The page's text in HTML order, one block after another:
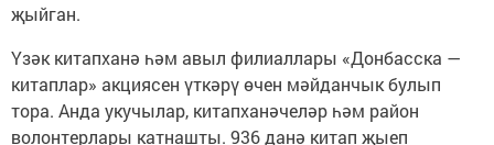
җыйган.
Үзәк китапханә һәм авыл филиаллары «Донбасска —
китаплар» акциясен үткәрү өчен мәйданчык булып
тора. Анда укучылар, китапханәчеләр һәм район
волонтерлары катнашты. 936 данә китап җыеп